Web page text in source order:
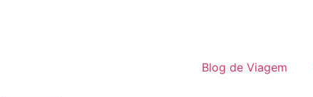
Blog de Viagem